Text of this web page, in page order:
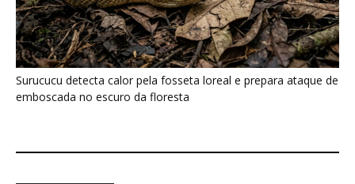
7 de agosto de 2026
Eu entrei no mundo dos sapos e lagartos que
vivem entre...
7 de agosto de 2026